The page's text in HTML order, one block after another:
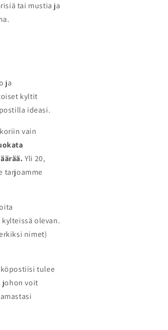
tai mustia ja
ja
kyltit
ideasi.
vain
Yli 20,
tarjoamme
olevan.
nimet)
tulee
johon voit